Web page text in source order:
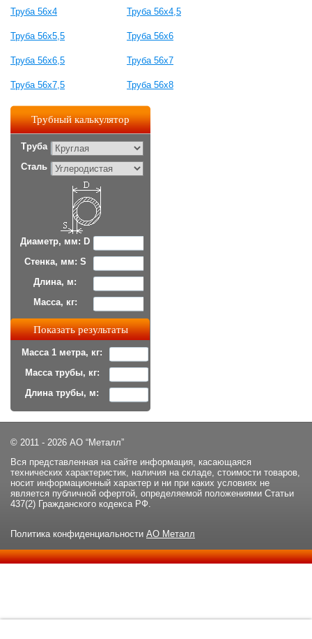
Труба 56x4 Труба 56x4,5
Труба 56x5,5 Труба 56x6
Труба 56x6,5 Труба 56x7
Труба 56x7,5 Труба 56x8
Трубный калькулятор
Труба
Сталь
Диаметр, мм: D
Стенка, мм: S
Длина, м:
Масса, кг:
Масса 1 метра, кг:
Масса трубы, кг:
Длина трубы, м:
© 2011 - 2026 АО “Металл”
Вся представленная на сайте информация, касающаяся
технических характеристик, наличия на складе, стоимости товаров,
носит информационный характер и ни при каких условиях не
является публичной офертой, определяемой положениями Статьи
437(2) Гражданского кодекса РФ.
Политика конфиденциальности АО Металл